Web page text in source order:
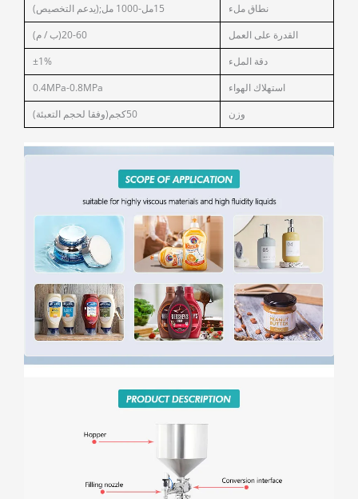
نطاق ملء
15مل-1000 مل;(يدعم التخصيص)
القدرة على العمل
20-60(ب / م)
دقة الملء
±1%
استهلاك الهواء
0.4MPa-0.8MPa
وزن
50كجم(وفقا لحجم التعبئة)